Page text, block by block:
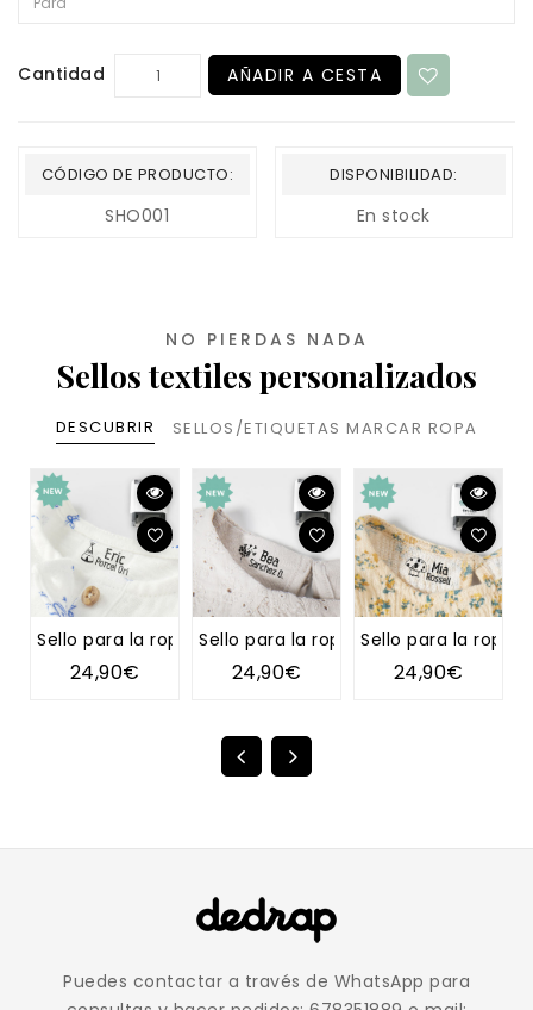
Cantidad AÑADIR A CESTA
CÓDIGO DE PRODUCTO:
SHO001
DISPONIBILIDAD:
En stock
NO PIERDAS NADA
Sellos textiles personalizados
DESCUBRIR SELLOS/ETIQUETAS MARCAR ROPA
Sello para la ropa TIPI
24,90€
Sello para la ropa DIENTE DE LEÓN
24,90€
Sello para la ropa
24,90€
Puedes contactar a través de WhatsApp para